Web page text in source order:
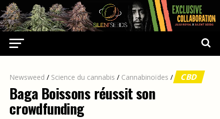
Newsweed / Science du cannabis / Cannabinoïdes / CBD
Baga Boissons réussit son
crowdfunding